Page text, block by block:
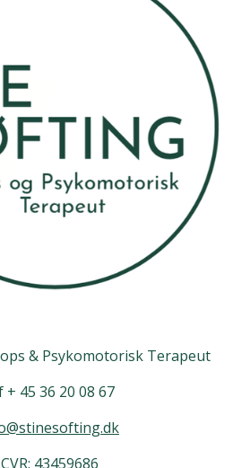
& Psykomotorisk Terapeut
+ 45 36 20 08 67
CVR: 43459686